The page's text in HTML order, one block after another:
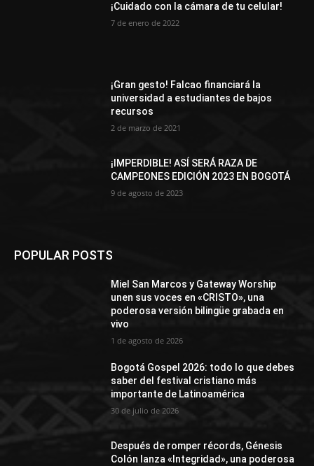
¡Cuidado con la cámara de tu celular!
7 de enero de 2022
¡Gran gesto! Falcao financiará la
universidad a estudiantes de bajos
recursos
2 de marzo de 2021
¡IMPERDIBLE! ASÍ SERÁ RAZA DE
CAMPEONES EDICIÓN 2023 EN BOGOTÁ
9 de agosto de 2023
POPULAR POSTS
Miel San Marcos y Gateway Worship
unen sus voces en «CRISTO», una
poderosa versión bilingüe grabada en
vivo
1 de agosto de 2026
Bogotá Gospel 2026: todo lo que debes
saber del festival cristiano más
importante de Latinoamérica
30 de julio de 2026
Después de romper récords, Génesis
Colón lanza «Integridad», una poderosa